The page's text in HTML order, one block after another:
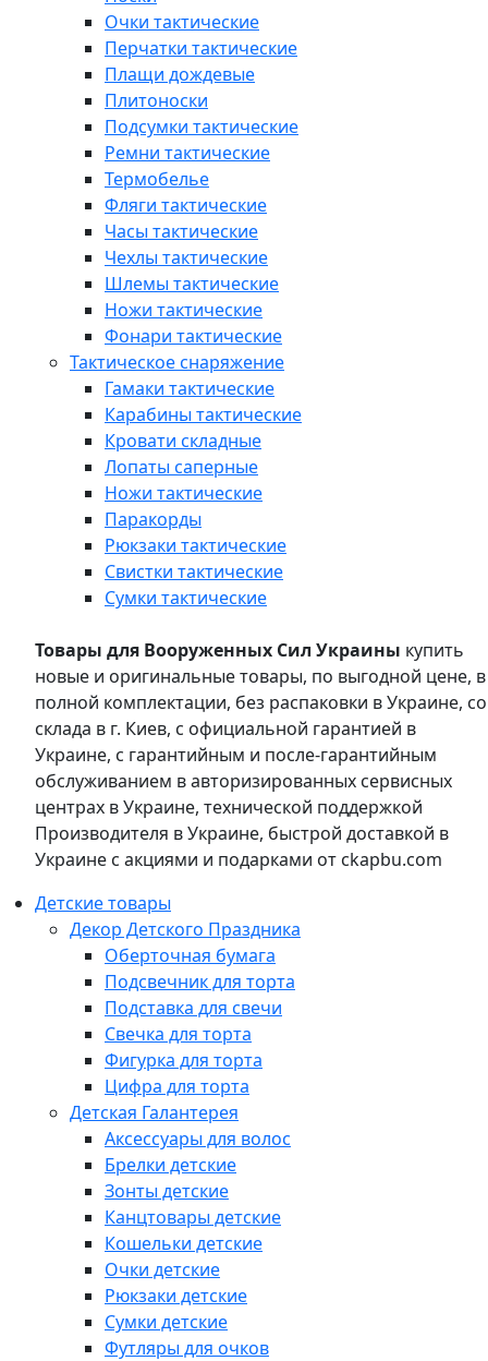
Очки тактические
Перчатки тактические
Плащи дождевые
Плитоноски
Подсумки тактические
Ремни тактические
Термобелье
Фляги тактические
Часы тактические
Чехлы тактические
Шлемы тактические
Ножи тактические
Фонари тактические
Тактическое снаряжение
Гамаки тактические
Карабины тактические
Кровати складные
Лопаты саперные
Ножи тактические
Паракорды
Рюкзаки тактические
Свистки тактические
Сумки тактические
Товары для Вооруженных Сил Украины купить
новые и оригинальные товары, по выгодной цене, в
полной комплектации, без распаковки в Украине, со
склада в г. Киев, с официальной гарантией в
Украине, с гарантийным и после-гарантийным
обслуживанием в авторизированных сервисных
центрах в Украине, технической поддержкой
Производителя в Украине, быстрой доставкой в
Украине с акциями и подарками от ckapbu.com
Детские товары
Декор Детского Праздника
Оберточная бумага
Подсвечник для торта
Подставка для свечи
Свечка для торта
Фигурка для торта
Цифра для торта
Детская Галантерея
Аксессуары для волос
Брелки детские
Зонты детские
Канцтовары детские
Кошельки детские
Очки детские
Рюкзаки детские
Сумки детские
Футляры для очков